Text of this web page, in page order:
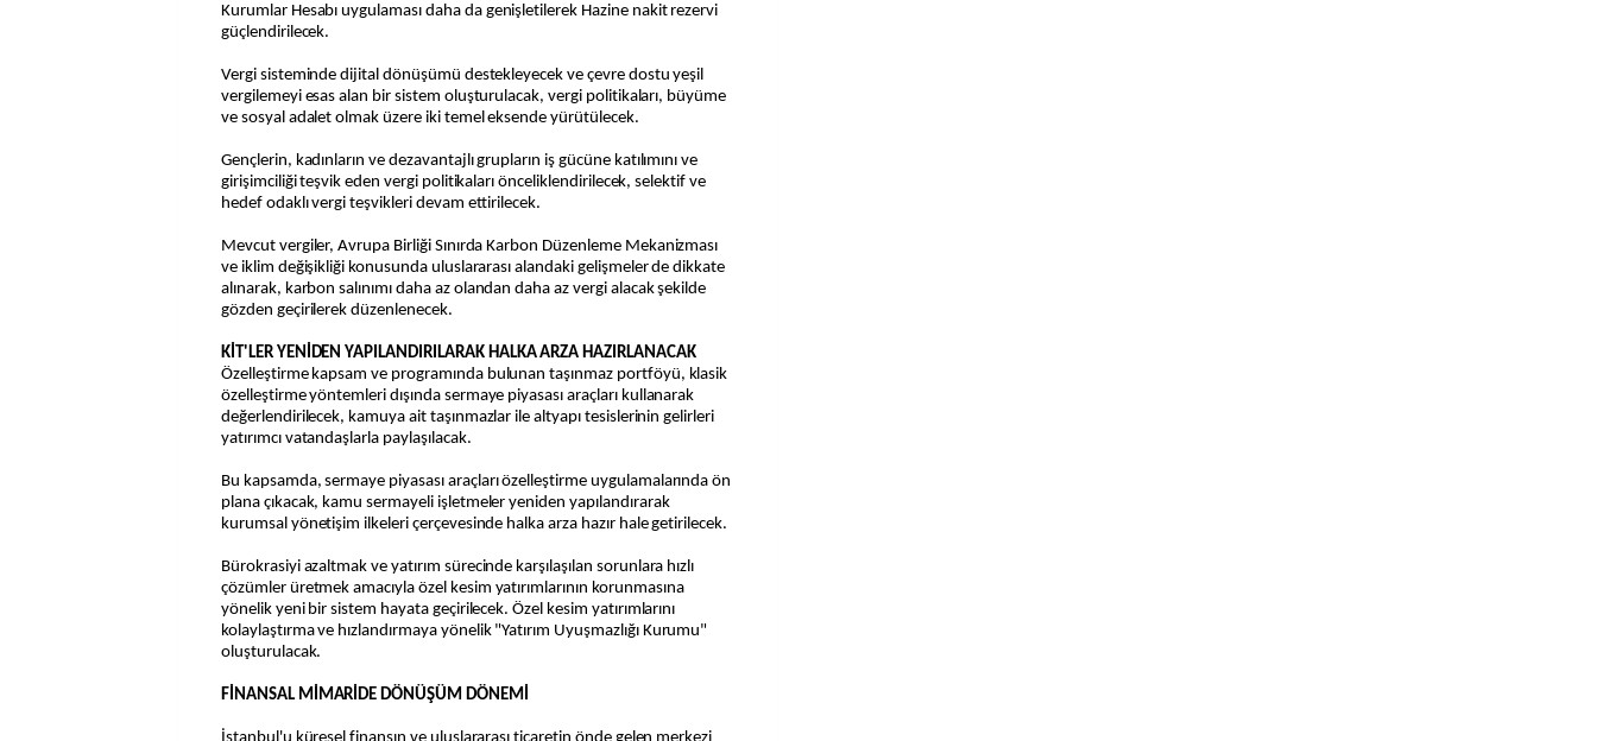
Kurumlar Hesabı uygulaması daha da genişletilerek Hazine nakit rezervi
güçlendirilecek.
Vergi sisteminde dijital dönüşümü destekleyecek ve çevre dostu yeşil
vergilemeyi esas alan bir sistem oluşturulacak, vergi politikaları, büyüme
ve sosyal adalet olmak üzere iki temel eksende yürütülecek.
Gençlerin, kadınların ve dezavantajlı grupların iş gücüne katılımını ve
girişimciliği teşvik eden vergi politikaları önceliklendirilecek, selektif ve
hedef odaklı vergi teşvikleri devam ettirilecek.
Mevcut vergiler, Avrupa Birliği Sınırda Karbon Düzenleme Mekanizması
ve iklim değişikliği konusunda uluslararası alandaki gelişmeler de dikkate
alınarak, karbon salınımı daha az olandan daha az vergi alacak şekilde
gözden geçirilerek düzenlenecek.
KİT'LER YENİDEN YAPILANDIRILARAK HALKA ARZA HAZIRLANACAK
Özelleştirme kapsam ve programında bulunan taşınmaz portföyü, klasik
özelleştirme yöntemleri dışında sermaye piyasası araçları kullanarak
değerlendirilecek, kamuya ait taşınmazlar ile altyapı tesislerinin gelirleri
yatırımcı vatandaşlarla paylaşılacak.
Bu kapsamda, sermaye piyasası araçları özelleştirme uygulamalarında ön
plana çıkacak, kamu sermayeli işletmeler yeniden yapılandırarak
kurumsal yönetişim ilkeleri çerçevesinde halka arza hazır hale getirilecek.
Bürokrasiyi azaltmak ve yatırım sürecinde karşılaşılan sorunlara hızlı
çözümler üretmek amacıyla özel kesim yatırımlarının korunmasına
yönelik yeni bir sistem hayata geçirilecek. Özel kesim yatırımlarını
kolaylaştırma ve hızlandırmaya yönelik "Yatırım Uyuşmazlığı Kurumu"
oluşturulacak.
FİNANSAL MİMARİDE DÖNÜŞÜM DÖNEMİ